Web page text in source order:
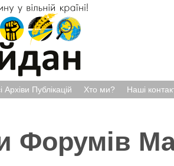
Архіви Публікацій Хто ми? Наші
Форумів